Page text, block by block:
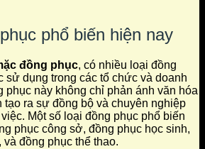
phổ biến hiện nay
đồng phục, có nhiều loại đồng
sử dụng trong các tổ chức và doanh
phục này không chỉ phản ánh văn hóa
tạo ra sự đồng bộ và chuyên nghiệp
Một số loại đồng phục phổ biến
phục công sở, đồng phục học sinh,
đồng phục thể thao.